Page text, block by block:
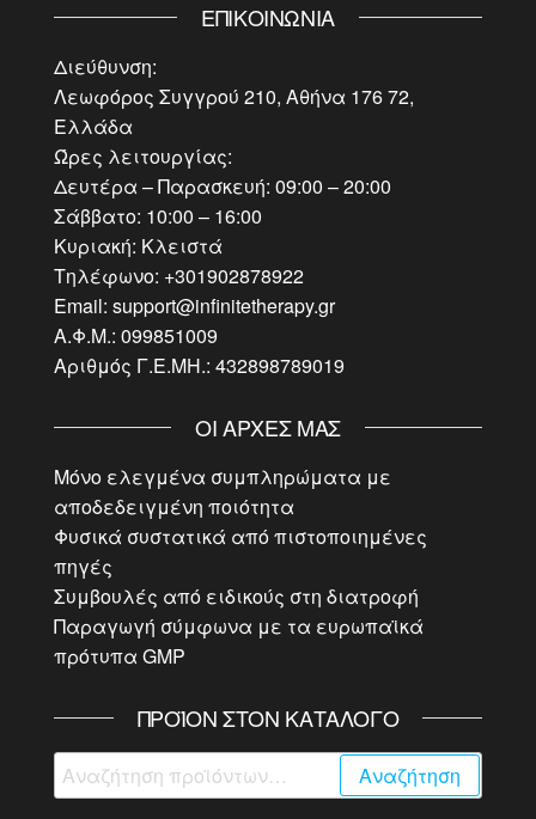
ΕΠΙΚΟΙΝΩΝΊΑ
Διεύθυνση:
Λεωφόρος Συγγρού 210, Αθήνα 176 72,
Ελλάδα
Ώρες λειτουργίας:
Δευτέρα – Παρασκευή: 09:00 – 20:00
Σάββατο: 10:00 – 16:00
Κυριακή: Κλειστά
Τηλέφωνο: +301902878922
Email: support@infinitetherapy.gr
Α.Φ.Μ.: 099851009
Αριθμός Γ.Ε.ΜΗ.: 432898789019
ΟΙ ΑΡΧΈΣ ΜΑΣ
Μόνο ελεγμένα συμπληρώματα με
αποδεδειγμένη ποιότητα
Φυσικά συστατικά από πιστοποιημένες
πηγές
Συμβουλές από ειδικούς στη διατροφή
Παραγωγή σύμφωνα με τα ευρωπαϊκά
πρότυπα GMP
ΠΡΟΪΌΝ ΣΤΟΝ ΚΑΤΆΛΟΓΟ
Αναζήτηση
για:
Αναζήτηση